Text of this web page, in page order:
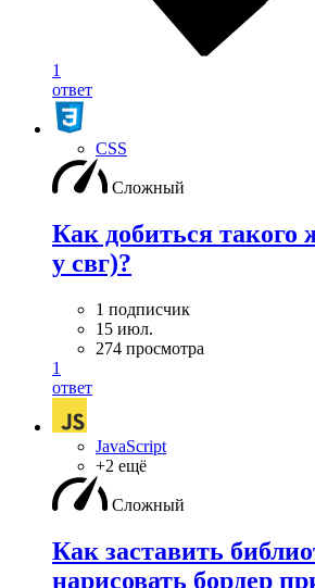
1
ответ
CSS
Сложный
Как добиться такого
у свг)?
1 подписчик
15 июл.
274 просмотра
1
ответ
JavaScript
+2 ещё
Сложный
Как заставить
нарисовать бордер